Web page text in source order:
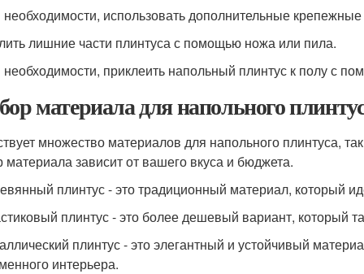
использовать дополнительные крепежные
лишние части плинтуса с помощью ножа или пила.
приклеить напольный плинтус к полу с
материала для напольного
множество материалов для напольного плинтуса,
зависит от вашего вкуса и бюджета.
плинтус - это традиционный материал, который
плинтус - это более дешевый вариант, который
плинтус - это элегантный и устойчивый
интерьера.